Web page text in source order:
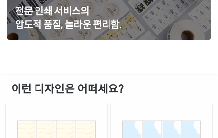
흰색 모조 잉크젯
CJ642-DN044잉크젯 전용
재질 설명
CJ642LU-DN044
잉크젯 전용
재질 설명
전문 인쇄 서비스의
압도적 품질, 놀라운 편리함.
이런 디자인은 어떠세요?